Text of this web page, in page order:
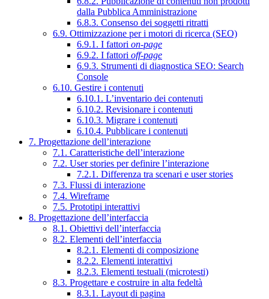
dalla Pubblica Amministrazione
6.8.3. Consenso dei soggetti ritratti
6.9. Ottimizzazione per i motori di ricerca (SEO)
6.9.1. I fattori on-page
6.9.2. I fattori off-page
6.9.3. Strumenti di diagnostica SEO: Search
Console
6.10. Gestire i contenuti
6.10.1. L’inventario dei contenuti
6.10.2. Revisionare i contenuti
6.10.3. Migrare i contenuti
6.10.4. Pubblicare i contenuti
7. Progettazione dell’interazione
7.1. Caratteristiche dell’interazione
7.2. User stories per definire l’interazione
7.2.1. Differenza tra scenari e user stories
7.3. Flussi di interazione
7.4. Wireframe
7.5. Prototipi interattivi
8. Progettazione dell’interfaccia
8.1. Obiettivi dell’interfaccia
8.2. Elementi dell’interfaccia
8.2.1. Elementi di composizione
8.2.2. Elementi interattivi
8.2.3. Elementi testuali (microtesti)
8.3. Progettare e costruire in alta fedeltà
8.3.1. Layout di pagina